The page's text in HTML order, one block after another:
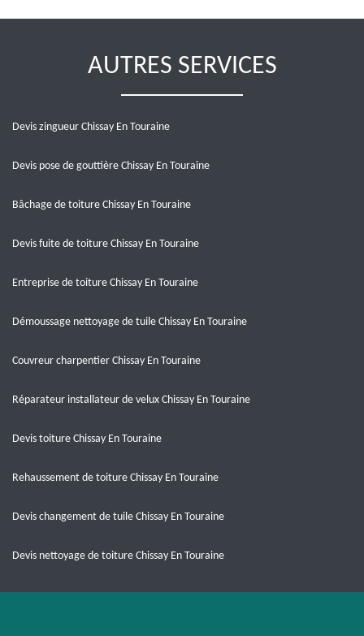
AUTRES SERVICES
Devis zingueur Chissay En Touraine
Devis pose de gouttière Chissay En Touraine
Bâchage de toiture Chissay En Touraine
Devis fuite de toiture Chissay En Touraine
Entreprise de toiture Chissay En Touraine
Démoussage nettoyage de tuile Chissay En Touraine
Couvreur charpentier Chissay En Touraine
Réparateur installateur de velux Chissay En Touraine
Devis toiture Chissay En Touraine
Rehaussement de toiture Chissay En Touraine
Devis changement de tuile Chissay En Touraine
Devis nettoyage de toiture Chissay En Touraine